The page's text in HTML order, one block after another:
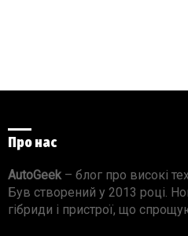
Про нас
AutoGeek – блог про високі
Був створений у 2013 році.
гібриди і пристрої, що